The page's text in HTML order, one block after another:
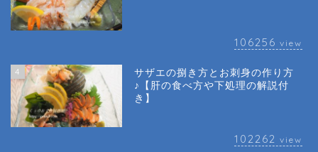
106256 view
4
サザエの捌き方とお刺身の作り方
♪【肝の食べ方や下処理の解説付
き】
102262 view